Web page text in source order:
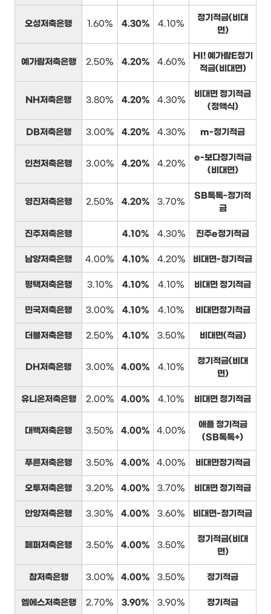
오성저축은행 1.60% 4.30% 4.10%
정기적금(비대
면)
예가람저축은행 2.50% 4.20% 4.60%
HI! 예가람E정기
적금(비대면)
NH저축은행 3.80% 4.20% 4.30%
비대면 정기적금
(정액식)
DB저축은행 3.00% 4.20% 4.30% m-정기적금
인천저축은행 3.00% 4.20% 4.20%
e-보다정기적금
(비대면)
영진저축은행 2.50% 4.20% 3.70%
SB톡톡-정기적
금
진주저축은행 4.10% 4.30% 진주e정기적금
남양저축은행 4.00% 4.10% 4.20% 비대면-정기적금
평택저축은행 3.10% 4.10% 4.10% 비대면 정기적금
민국저축은행 3.00% 4.10% 4.10% 비대면정기적금
더블저축은행 2.50% 4.10% 3.50% 비대면(적금)
DH저축은행 3.00% 4.00% 4.10%
정기적금(비대
면)
유니온저축은행 2.00% 4.00% 4.10% 비대면 정기적금
대백저축은행 3.50% 4.00% 4.00%
애플 정기적금
(SB톡톡+)
푸른저축은행 3.50% 4.00% 4.00% 비대면정기적금
오투저축은행 3.20% 4.00% 3.70% 비대면 정기적금
안양저축은행 3.30% 4.00% 3.60% 비대면-정기적금
페퍼저축은행 3.50% 4.00% 3.50%
정기적금(비대
면)
참저축은행 3.00% 4.00% 3.50% 정기적금
엠에스저축은행 2.70% 3.90% 3.90% 정기적금